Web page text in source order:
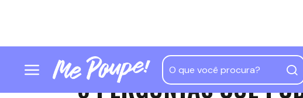
5 PERGUNTAS QUE